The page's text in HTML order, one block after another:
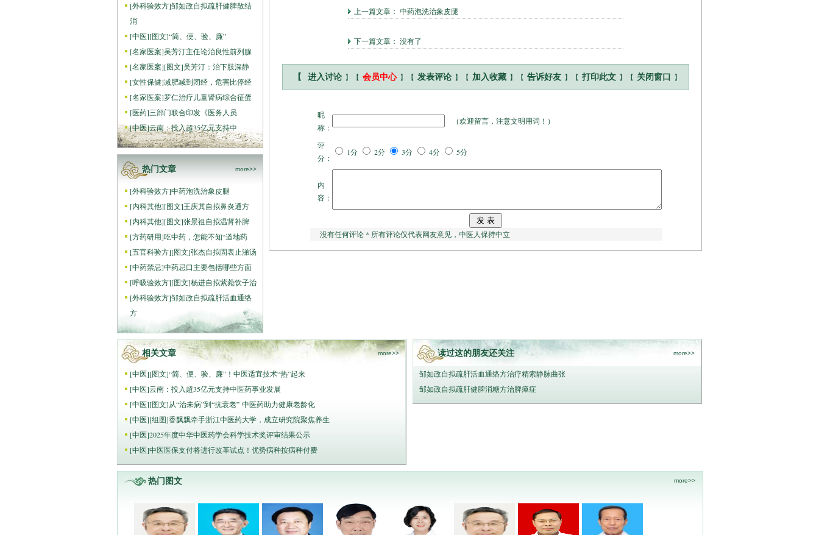
[外科验效方]邹如政自拟疏肝健脾散结
消
[中医][图文]“简、便、验、廉”
[名家医案]吴芳汀主任论治良性前列腺
[名家医案][图文]吴芳汀：治下肢深静
[女性保健]减肥减到闭经，危害比停经
[名家医案]罗仁治疗儿童肾病综合征蛋
[医药]三部门联合印发《医务人员
[中医]云南：投入超35亿元支持中
热门文章 more>>
[外科验效方]中药泡洗治象皮腿
[内科其他][图文]王庆其自拟鼻炎通方
[内科其他][图文]张景祖自拟温肾补脾
[方药研用]吃中药，怎能不知“道地药
[五官科验方][图文]张杰自拟固表止涕汤
[中药禁忌]中药忌口主要包括哪些方面
[呼吸验效方][图文]杨进自拟紫菀饮子治
[外科验效方]邹如政自拟疏肝活血通络
方
上一篇文章： 中药泡洗治象皮腿
下一篇文章： 没有了
【 进入讨论 】【 会员中心 】【 发表评论 】【 加入收藏 】【 告诉好友 】【 打印此文 】【 关闭窗口 】
昵
称：
（欢迎留言，注意文明用词！ ）
评
分：
1分 2分 3分 4分 5分
内
容：
没有任何评论 * 所有评论仅代表网友意见，中医人保持中立
相关文章 more>>
[中医][图文]“简、便、验、廉”！中医适宜技术“热”起来
[中医]云南：投入超35亿元支持中医药事业发展
[中医][图文]从“治未病”到“抗衰老” 中医药助力健康老龄化
[中医][组图]香飘飘牵手浙江中医药大学，成立研究院聚焦养生
[中医]2025年度中华中医药学会科学技术奖评审结果公示
[中医]中医医保支付将进行改革试点！优势病种按病种付费
读过这的朋友还关注 more>>
邹如政自拟疏肝活血通络方治疗精索静脉曲张
邹如政自拟疏肝健脾消糖方治脾瘅症
热门图文 more>>